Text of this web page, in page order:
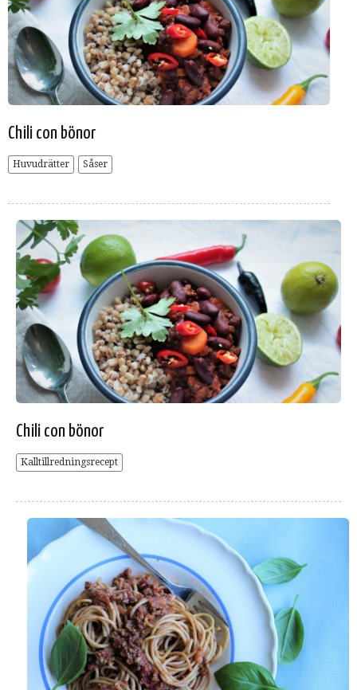
Chili con bönor
Huvudrätter Såser
Chili con bönor
Kalltillredningsrecept